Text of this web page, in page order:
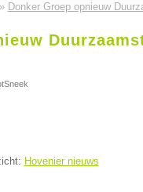
» Donker Groep opnieuw
Hovenier nieuws